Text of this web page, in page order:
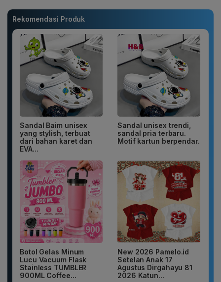
Rekomendasi Produk
Sandal Baim unisex
yang stylish, terbuat
dari bahan karet dan
EVA...
Sandal unisex trendi,
sandal pria terbaru.
Motif kartun berpendar.
Botol Gelas Minum
Lucu Vacuum Flask
Stainless TUMBLER
900ML Coffee...
New 2026 Pamelo.id
Setelan Anak 17
Agustus Dirgahayu 81
2026 Katun...